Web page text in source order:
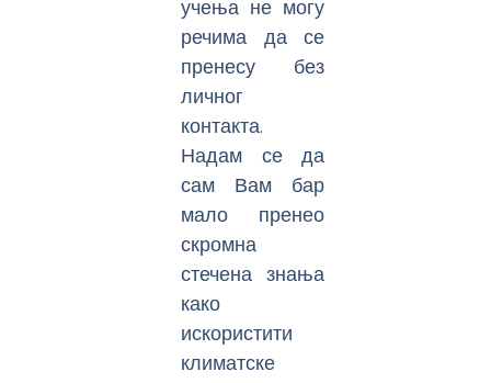
учења не могу
речима да се
пренесу без
личног
контакта.
Надам се да
сам Вам бар
мало пренео
скромна
стечена знања
како
искористити
климатске